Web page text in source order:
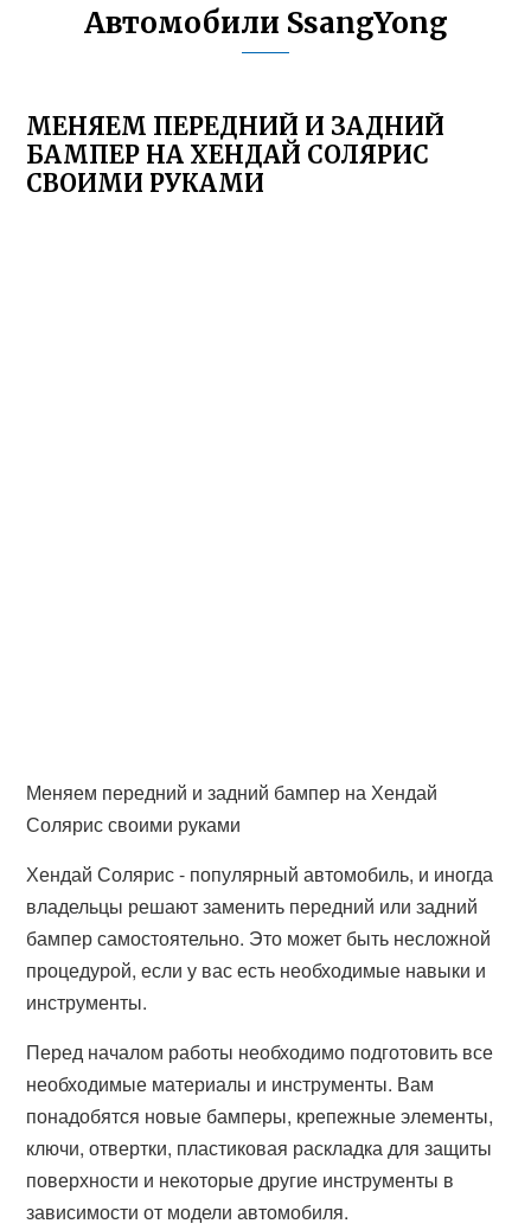
Автомобили SsangYong
МЕНЯЕМ ПЕРЕДНИЙ И ЗАДНИЙ
БАМПЕР НА ХЕНДАЙ СОЛЯРИС
СВОИМИ РУКАМИ
Меняем передний и задний бампер на Хендай
Солярис своими руками
Хендай Солярис - популярный автомобиль, и иногда
владельцы решают заменить передний или задний
бампер самостоятельно. Это может быть несложной
процедурой, если у вас есть необходимые навыки и
инструменты.
Перед началом работы необходимо подготовить все
необходимые материалы и инструменты. Вам
понадобятся новые бамперы, крепежные элементы,
ключи, отвертки, пластиковая раскладка для защиты
поверхности и некоторые другие инструменты в
зависимости от модели автомобиля.